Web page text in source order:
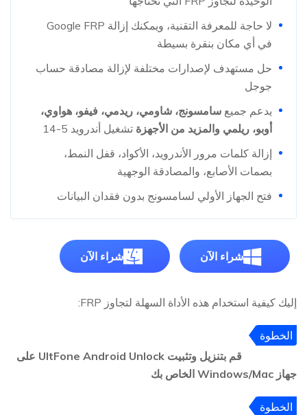
لا حاجة للمعرفة التقنية، ويمكنك إزالة Google FRP
في أي مكان بنقرة بسيطة
حل مستهدف لإصدارات مختلفة لإزالة مصادقة حساب
جوجل
يدعم جميع سامسونج، شاومي، ريدمي، فيفو، هواوي،
أوبو، ريلمي والمزيد من الأجهزة تشغيل أندرويد 5-14
إزالة كلمات مرور الأندرويد، الأكواد، قفل النمط،
بصمات الأصابع، والمصادقة الوجهية
فتح الجهاز الأولي لسامسونج بدون فقدان البيانات
شراء الآن شراء الآن
إليك كيفية استخدام هذه الأداة السهلة لتجاوز FRP:
الخطوة
قم بتنزيل وتثبيت UltFone Android Unlock على
جهاز Windows/Mac الخاص بك
الخطوة